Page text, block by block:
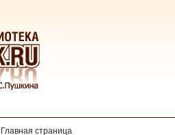
Главная страница